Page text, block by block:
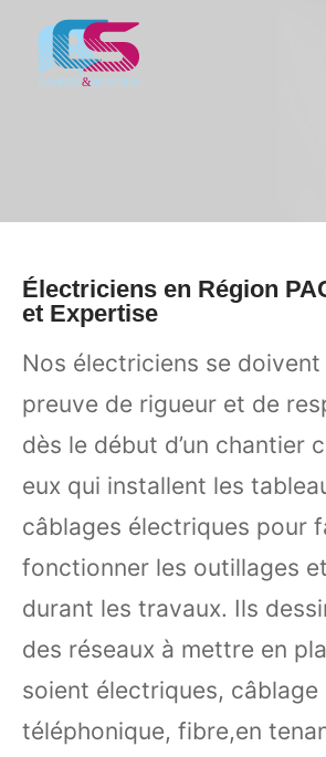
Électriciens en Région
et Expertise
Nos électriciens se
preuve de rigueur et de
dès le début d’un chantier
eux qui installent les
câblages électriques pour
fonctionner les outillages
durant les travaux. Ils
des réseaux à mettre en
soient électriques, câblage
téléphonique, fibre,en